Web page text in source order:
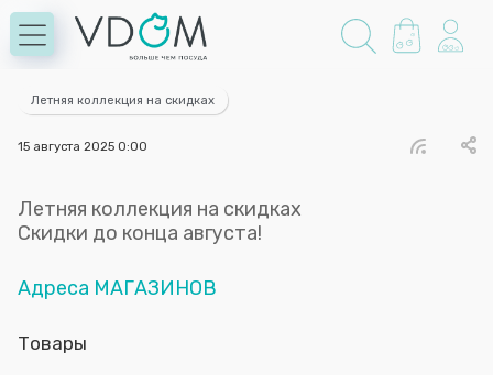
Летняя коллекция на скидках
15 августа 2025 0:00
Летняя коллекция на скидках
Скидки до конца августа!
Адреса МАГАЗИНОВ
Товары